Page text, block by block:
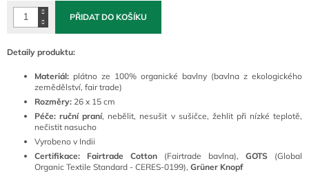
PŘIDAT DO KOŠÍKU
Detaily produktu:
Materiál: plátno ze 100% organické bavlny (bavlna z ekologického
zemědělství, fair trade)
Rozměry: 26 x 15 cm
Péče: ruční praní, nebělit, nesušit v sušičce, žehlit při nízké teplotě,
nečistit nasucho
Vyrobeno v Indii
Certifikace: Fairtrade Cotton (Fairtrade bavlna), GOTS
(Global
Organic Textile Standard - CERES-0199), Grüner Knopf